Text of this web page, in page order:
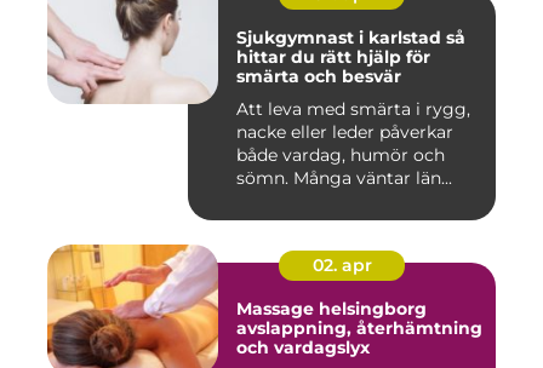
Sjukgymnast i karlstad så
hittar du rätt hjälp för
smärta och besvär
Att leva med smärta i rygg,
nacke eller leder påverkar
både vardag, humör och
sömn. Många väntar län...
02. apr
Massage helsingborg
avslappning, återhämtning
och vardagslyx